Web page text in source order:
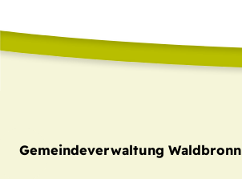
Gemeindeverwaltung Waldbronn